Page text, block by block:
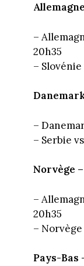
–
20h35
–
–
– Serbie
Norvège
–
20h35
–
Pays-Bas